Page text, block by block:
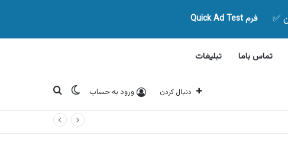
فرم Quick Ad Test
تماس باما تبلیغات
دنبال کردن ورود به حساب تغییر پوسته
جستجو برای